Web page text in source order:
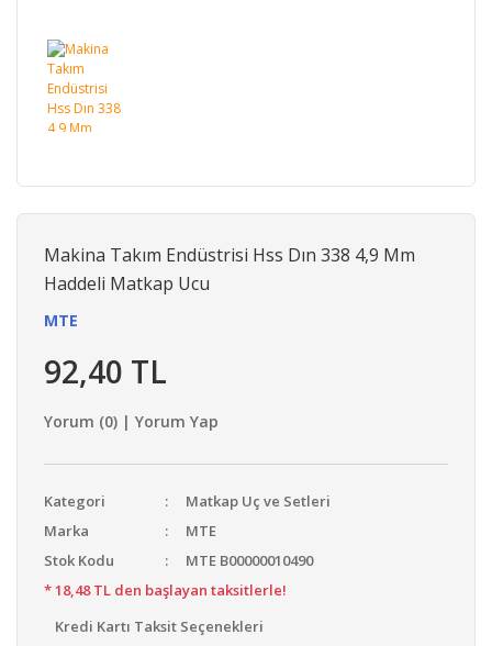
Makina Takım Endüstrisi Hss Dın 338 4,9 Mm
Haddeli Matkap Ucu
MTE
92,40 TL
Yorum (0) | Yorum Yap
Kategori
Matkap Uç ve Setleri
Marka
MTE
Stok Kodu
MTE B00000010490
* 18,48 TL den başlayan taksitlerle!
Kredi Kartı Taksit Seçenekleri